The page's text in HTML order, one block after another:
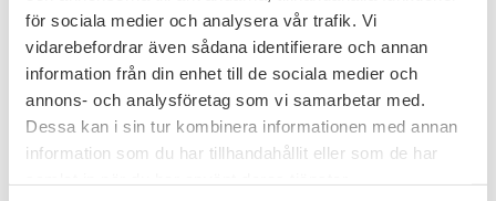
för sociala medier och analysera vår trafik. Vi
vidarebefordrar även sådana identifierare och annan
information från din enhet till de sociala medier och
annons- och analysföretag som vi samarbetar med.
Dessa kan i sin tur kombinera informationen med annan
information som du har tillhandahållit eller som de har
bedrägliga webbplatser
Publicerat den21 maj 2026
Skriv ut